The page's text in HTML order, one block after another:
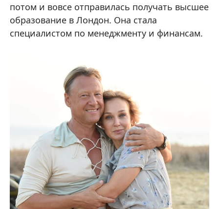
потом и вовсе отправилась получать высшее
образование в Лондон. Она стала
специалистом по менеджменту и финансам.